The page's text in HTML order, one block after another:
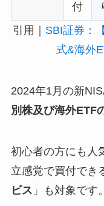
付
引用｜ SBI証券：
式&海外
2024年1月の新
別株及び海外ETF
初心者の方にも人
立感覚で買付でき
ビス 」も対象です。